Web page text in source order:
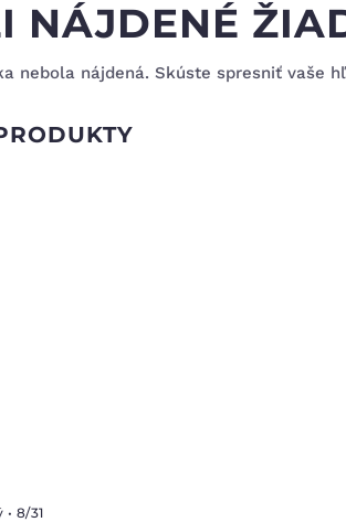
NÁJDENÉ
nebola nájdená. Skúste spresniť vaše
8/31